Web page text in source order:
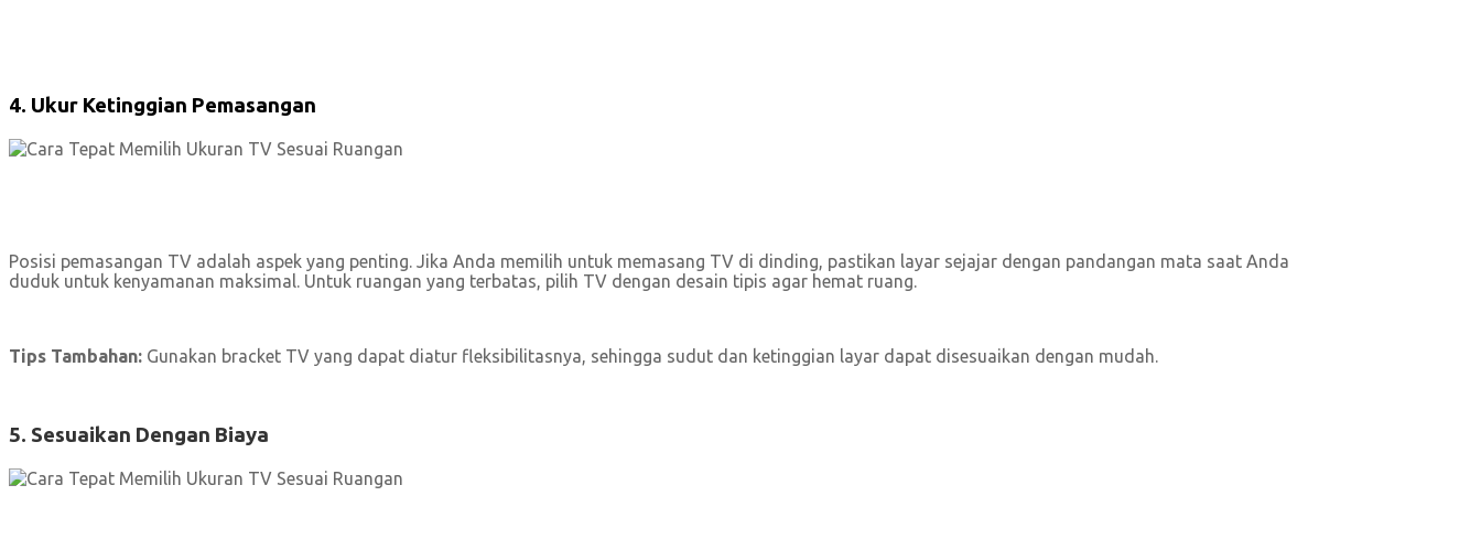
4. Ukur Ketinggian Pemasangan
Posisi pemasangan TV adalah aspek yang penting. Jika Anda memilih untuk memasang TV di dinding, pastikan layar sejajar dengan pandangan mata saat Anda
duduk untuk kenyamanan maksimal. Untuk ruangan yang terbatas, pilih TV dengan desain tipis agar hemat ruang.
Tips Tambahan: Gunakan bracket TV yang dapat diatur fleksibilitasnya, sehingga sudut dan ketinggian layar dapat disesuaikan dengan mudah.
5. Sesuaikan Dengan Biaya